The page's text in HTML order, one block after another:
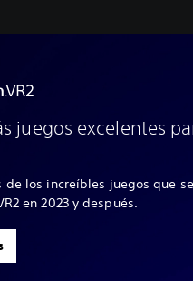
juegos excelentes
de los increíbles juegos que
en 2023 y después.